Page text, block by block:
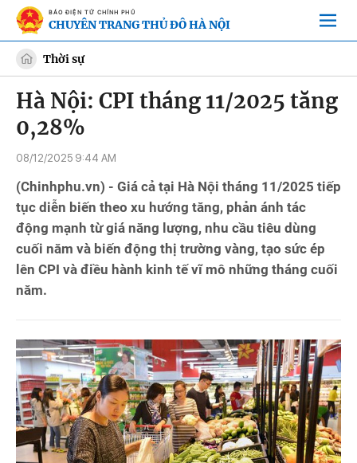
BÁO ĐIỆN TỬ CHÍNH PHỦ
CHUYÊN TRANG THỦ ĐÔ HÀ NỘI
Thời sự
Hà Nội: CPI tháng 11/2025 tăng
0,28%
08/12/2025 9:44 AM
(Chinhphu.vn) - Giá cả tại Hà Nội tháng 11/2025 tiếp
tục diễn biến theo xu hướng tăng, phản ánh tác
động mạnh từ giá năng lượng, nhu cầu tiêu dùng
cuối năm và biến động thị trường vàng, tạo sức ép
lên CPI và điều hành kinh tế vĩ mô những tháng cuối
năm.